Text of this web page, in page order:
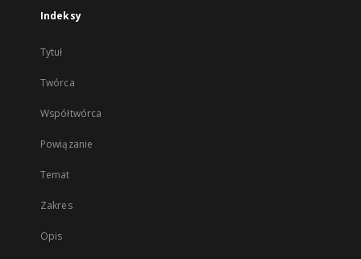
Indeksy
Tytuł
Twórca
Współtwórca
Powiązanie
Temat
Zakres
Opis